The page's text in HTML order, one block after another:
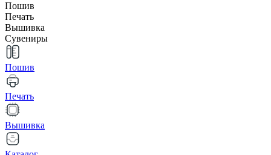
Пошив
Печать
Вышивка
Сувениры
Пошив
Печать
Вышивка